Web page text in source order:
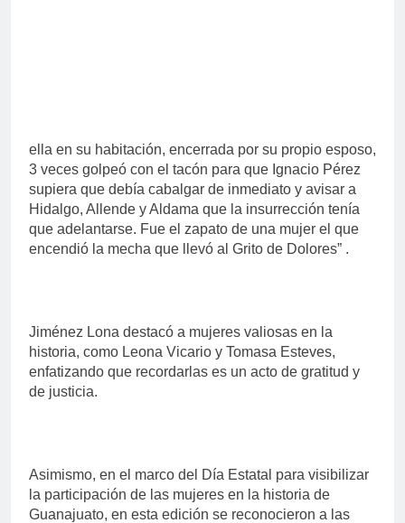
ella en su habitación, encerrada por su propio esposo,
3 veces golpeó con el tacón para que Ignacio Pérez
supiera que debía cabalgar de inmediato y avisar a
Hidalgo, Allende y Aldama que la insurrección tenía
que adelantarse. Fue el zapato de una mujer el que
encendió la mecha que llevó al Grito de Dolores” .
Jiménez Lona destacó a mujeres valiosas en la
historia, como Leona Vicario y Tomasa Esteves,
enfatizando que recordarlas es un acto de gratitud y
de justicia.
Asimismo, en el marco del Día Estatal para visibilizar
la participación de las mujeres en la historia de
Guanajuato, en esta edición se reconocieron a las